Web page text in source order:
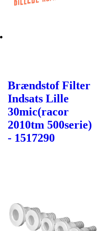
Brændstof Filter
Indsats Lille
30mic(racor
2010tm 500serie)
- 1517290